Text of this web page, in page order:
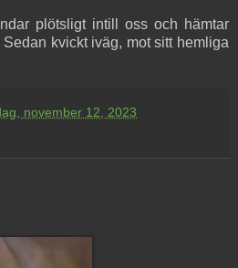
plötsligt intill oss och hämtar
kvickt iväg, mot sitt hemliga
november 12, 2023